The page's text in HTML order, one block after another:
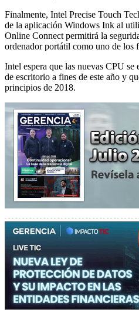
Finalmente, Intel Precise Touch
de la aplicación Windows Ink al
Online Connect permitirá la
ordenador portátil como uno de los
Intel espera que las nuevas CPU se
de escritorio a fines de este año y
principios de 2018.